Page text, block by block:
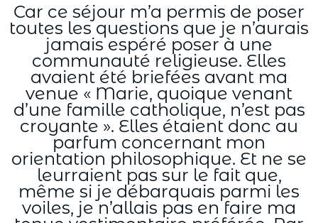
Car ce séjour m’a permis de poser
toutes les questions que je n’aurais
jamais espéré poser à une
communauté religieuse. Elles
avaient été briefées avant ma
venue « Marie, quoique venant
d’une famille catholique, n’est pas
croyante ». Elles étaient donc au
parfum concernant mon
orientation philosophique. Et ne se
leurraient pas sur le fait que,
même si je débarquais parmi les
voiles, je n’allais pas en faire ma